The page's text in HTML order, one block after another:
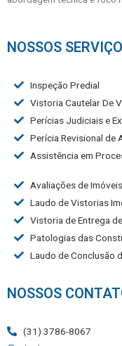
NOSSOS
Inspeção Predial
Vistoria Cautelar De
Perícias Judiciais e
Perícia Revisional de
Assistência em
Avaliações de Imóveis
Laudo de Vistorias
Vistoria de Entrega
Patologias das
Laudo de Conclusão
NOSSOS
(31) 3786-8067